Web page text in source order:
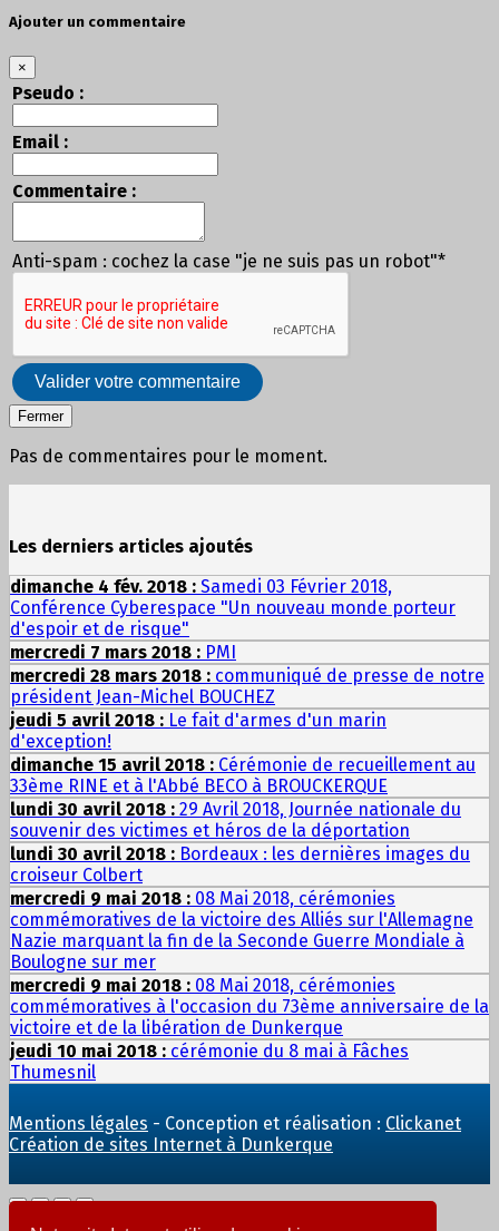
Ajouter un commentaire
×
Pseudo :
Email :
Commentaire :
Anti-spam : cochez la case "je ne suis pas un robot"*
Valider votre commentaire
Fermer
Pas de commentaires pour le moment.
Les derniers articles ajoutés
dimanche 4 fév. 2018 : Samedi 03 Février 2018,
Conférence Cyberespace "Un nouveau monde porteur
d'espoir et de risque"
mercredi 7 mars 2018 : PMI
mercredi 28 mars 2018 : communiqué de presse de notre
président Jean-Michel BOUCHEZ
jeudi 5 avril 2018 : Le fait d'armes d'un marin
d'exception!
dimanche 15 avril 2018 : Cérémonie de recueillement au
33ème RINE et à l'Abbé BECO à BROUCKERQUE
lundi 30 avril 2018 : 29 Avril 2018, Journée nationale du
souvenir des victimes et héros de la déportation
lundi 30 avril 2018 : Bordeaux : les dernières images du
croiseur Colbert
mercredi 9 mai 2018 : 08 Mai 2018, cérémonies
commémoratives de la victoire des Alliés sur l'Allemagne
Nazie marquant la fin de la Seconde Guerre Mondiale à
Boulogne sur mer
mercredi 9 mai 2018 : 08 Mai 2018, cérémonies
commémoratives à l'occasion du 73ème anniversaire de la
victoire et de la libération de Dunkerque
jeudi 10 mai 2018 : cérémonie du 8 mai à Fâches
Thumesnil
Mentions légales - Conception et réalisation : Clickanet
Création de sites Internet à Dunkerque